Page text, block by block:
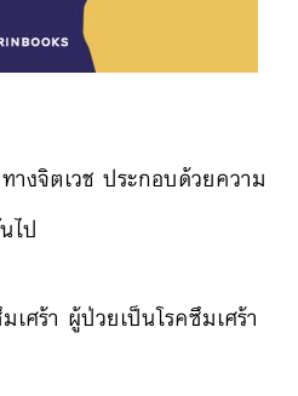
างจิตเวช ประกอบด้วยความ
ไป
เศร้า ผู้ป่วยเป็นโรคซึมเศร้า